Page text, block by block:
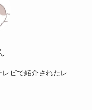
ビで紹介されたレ